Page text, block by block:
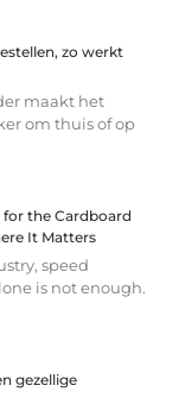
zo werkt
maakt het
om thuis of op
for the Cardboard
It Matters
speed
is not enough.
gezellige